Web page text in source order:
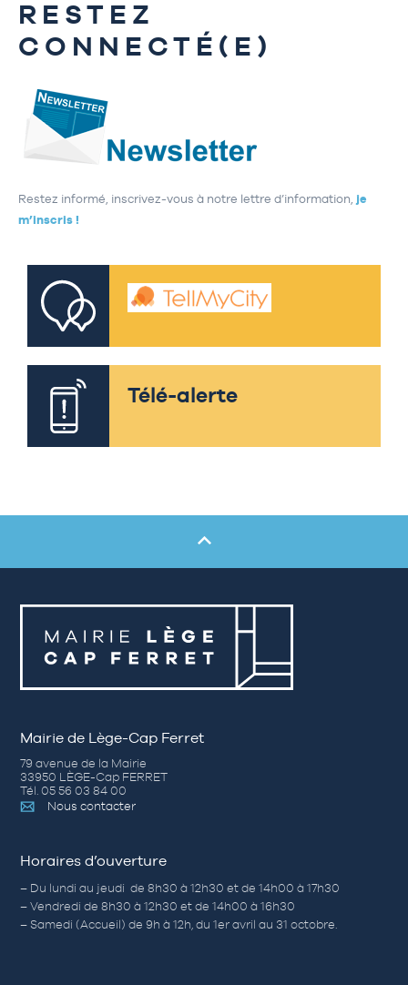
RESTEZ
CONNECTÉ(E)
Restez informé, inscrivez-vous à notre lettre d’information, je
m’inscris !
Télé-alerte
Mairie de Lège-Cap Ferret
79 avenue de la Mairie
33950 LÈGE-Cap FERRET
Tél. 05 56 03 84 00
Nous contacter
Horaires d’ouverture
– Du lundi au jeudi de 8h30 à 12h30 et de 14h00 à 17h30
– Vendredi de 8h30 à 12h30 et de 14h00 à 16h30
– Samedi (Accueil) de 9h à 12h, du 1er avril au 31 octobre.